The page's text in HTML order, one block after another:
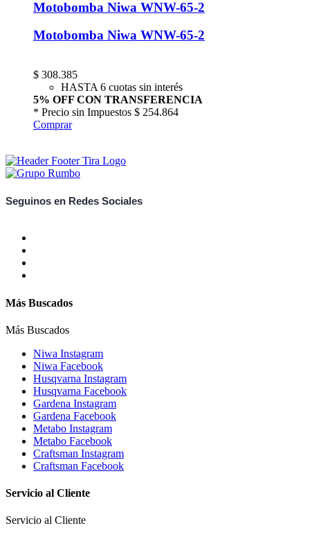
Motobomba Niwa WNW-65-2
Motobomba Niwa WNW-65-2
$ 308.385
HASTA 6 cuotas sin interés
5% OFF CON TRANSFERENCIA
* Precio sin Impuestos $ 254.864
Comprar
Seguinos en Redes Sociales
Más Buscados
Más Buscados
Niwa Instagram
Niwa Facebook
Husqvarna Instagram
Husqvarna Facebook
Gardena Instagram
Gardena Facebook
Metabo Instagram
Metabo Facebook
Craftsman Instagram
Craftsman Facebook
Servicio al Cliente
Servicio al Cliente